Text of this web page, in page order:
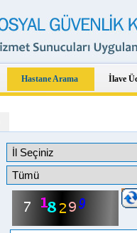
Hastane Arama İlave